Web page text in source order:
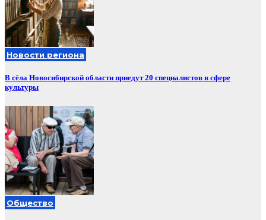
Новости региона
В сёла Новосибирской области приедут 20 специалистов в сфере
культуры
Общество